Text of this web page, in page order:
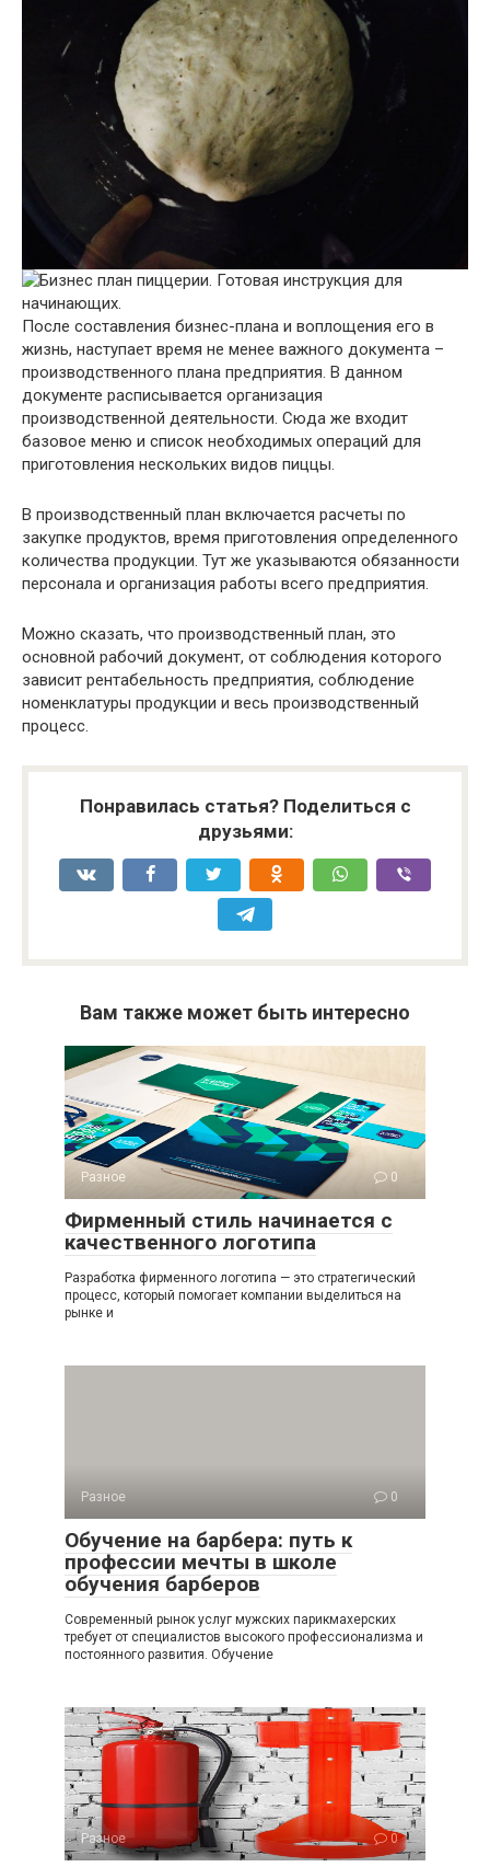
После составления бизнес-плана и воплощения его в
жизнь, наступает время не менее важного документа –
производственного плана предприятия. В данном
документе расписывается организация
производственной деятельности. Сюда же входит
базовое меню и список необходимых операций для
приготовления нескольких видов пиццы.
В производственный план включается расчеты по
закупке продуктов, время приготовления определенного
количества продукции. Тут же указываются обязанности
персонала и организация работы всего предприятия.
Можно сказать, что производственный план, это
основной рабочий документ, от соблюдения которого
зависит рентабельность предприятия, соблюдение
номенклатуры продукции и весь производственный
процесс.
Понравилась статья? Поделиться с
друзьями:
Вам также может быть интересно
Разное 0
Фирменный стиль начинается с
качественного логотипа
Разработка фирменного логотипа — это стратегический
процесс, который помогает компании выделиться на
рынке и
Разное 0
Обучение на барбера: путь к
профессии мечты в школе
обучения барберов
Современный рынок услуг мужских парикмахерских
требует от специалистов высокого профессионализма и
постоянного развития. Обучение
Разное 0